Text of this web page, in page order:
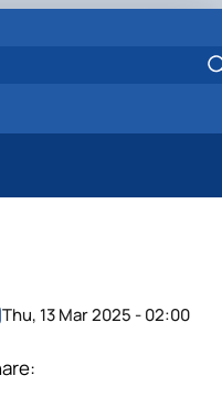
Thu, 13 Mar 2025 - 02:00